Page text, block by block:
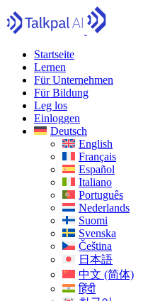
Startseite
Lernen
Für Unternehmen
Für Bildung
Leg los
Einloggen
Deutsch
English
Français
Español
Italiano
Português
Nederlands
Suomi
Svenska
Čeština
日本語
中文 (简体)
हिंदी